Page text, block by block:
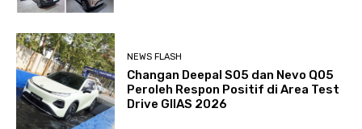
NEWS FLASH
Changan Deepal S05 dan Nevo Q05
Peroleh Respon Positif di Area Test
Drive GIIAS 2026